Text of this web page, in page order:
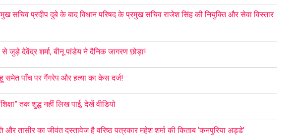
सचिव प्रदीप दुबे के बाद विधान परिषद के प्रमुख सचिव राजेश सिंह की नियुक्ति और सेवा विस्तार
जुड़े देवेंद्र शर्मा, बीनू पांडेय ने दैनिक जागरण छोड़ा!
समेत पाँच पर गैंगरेप और हत्या का केस दर्ज!
तक शुद्ध नहीं लिख पाई, देखें वीडियो
तासीर का जीवंत दस्तावेज है वरिष्ठ पत्रकार महेश शर्मा की किताब ‘कनपुरिया अड्डे’